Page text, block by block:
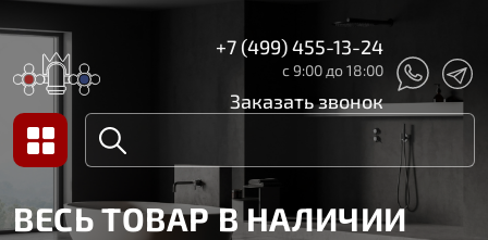
+7 (499) 455-13-24
с 9:00 до 18:00
Заказать звонок
ВЕСЬ ТОВАР В НАЛИЧИИ